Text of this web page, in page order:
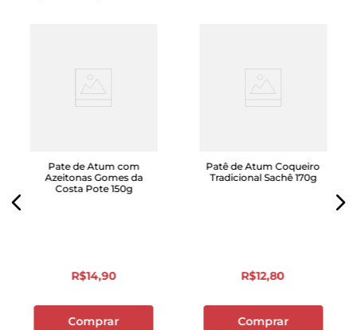
Pate de Atum com
Azeitonas Gomes da
Costa Pote 150g
R$14,90
Comprar
Patê de Atum Coqueiro
Tradicional Sachê 170g
R$12,80
Comprar